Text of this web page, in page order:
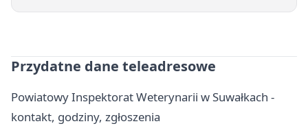
Przydatne dane teleadresowe
Powiatowy Inspektorat Weterynarii w Suwałkach -
kontakt, godziny, zgłoszenia